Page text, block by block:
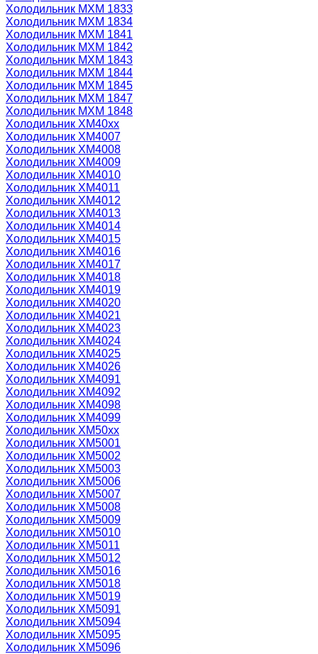
Холодильник МХМ 1833
Холодильник МХМ 1834
Холодильник МХМ 1841
Холодильник МХМ 1842
Холодильник МХМ 1843
Холодильник МХМ 1844
Холодильник МХМ 1845
Холодильник МХМ 1847
Холодильник МХМ 1848
Холодильник ХМ40xx
Холодильник ХМ4007
Холодильник ХМ4008
Холодильник ХМ4009
Холодильник ХМ4010
Холодильник ХМ4011
Холодильник ХМ4012
Холодильник ХМ4013
Холодильник ХМ4014
Холодильник ХМ4015
Холодильник ХМ4016
Холодильник ХМ4017
Холодильник ХМ4018
Холодильник ХМ4019
Холодильник ХМ4020
Холодильник ХМ4021
Холодильник ХМ4023
Холодильник ХМ4024
Холодильник ХМ4025
Холодильник ХМ4026
Холодильник ХМ4091
Холодильник ХМ4092
Холодильник ХМ4098
Холодильник ХМ4099
Холодильник ХМ50xx
Холодильник ХМ5001
Холодильник ХМ5002
Холодильник ХМ5003
Холодильник ХМ5006
Холодильник ХМ5007
Холодильник ХМ5008
Холодильник ХМ5009
Холодильник ХМ5010
Холодильник ХМ5011
Холодильник ХМ5012
Холодильник ХМ5016
Холодильник ХМ5018
Холодильник ХМ5019
Холодильник ХМ5091
Холодильник ХМ5094
Холодильник ХМ5095
Холодильник ХМ5096